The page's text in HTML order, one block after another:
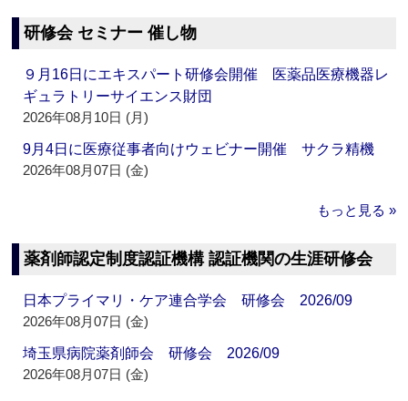
研修会 セミナー 催し物
９月16日にエキスパート研修会開催 医薬品医療機器レ
ギュラトリーサイエンス財団
2026年08月10日 (月)
9月4日に医療従事者向けウェビナー開催 サクラ精機
2026年08月07日 (金)
もっと見る »
薬剤師認定制度認証機構 認証機関の生涯研修会
日本プライマリ・ケア連合学会 研修会 2026/09
2026年08月07日 (金)
埼玉県病院薬剤師会 研修会 2026/09
2026年08月07日 (金)